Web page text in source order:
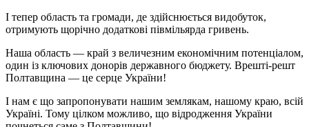
І тепер область та громади, де здійснюється видобуток,
отримують щорічно додаткові півмільярда гривень.
Наша область — край з величезним економічним потенціалом,
один із ключових донорів державного бюджету. Врешті-решт
Полтавщина — це серце України!
І нам є що запропонувати нашим землякам, нашому краю, всій
Україні. Тому цілком можливо, що відродження України